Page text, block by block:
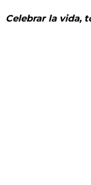
Celebrar la vida,